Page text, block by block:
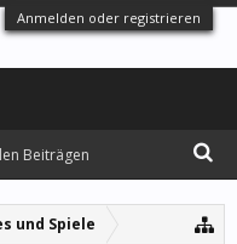
Anmelden oder registrieren
und Spiele
Beiträgen